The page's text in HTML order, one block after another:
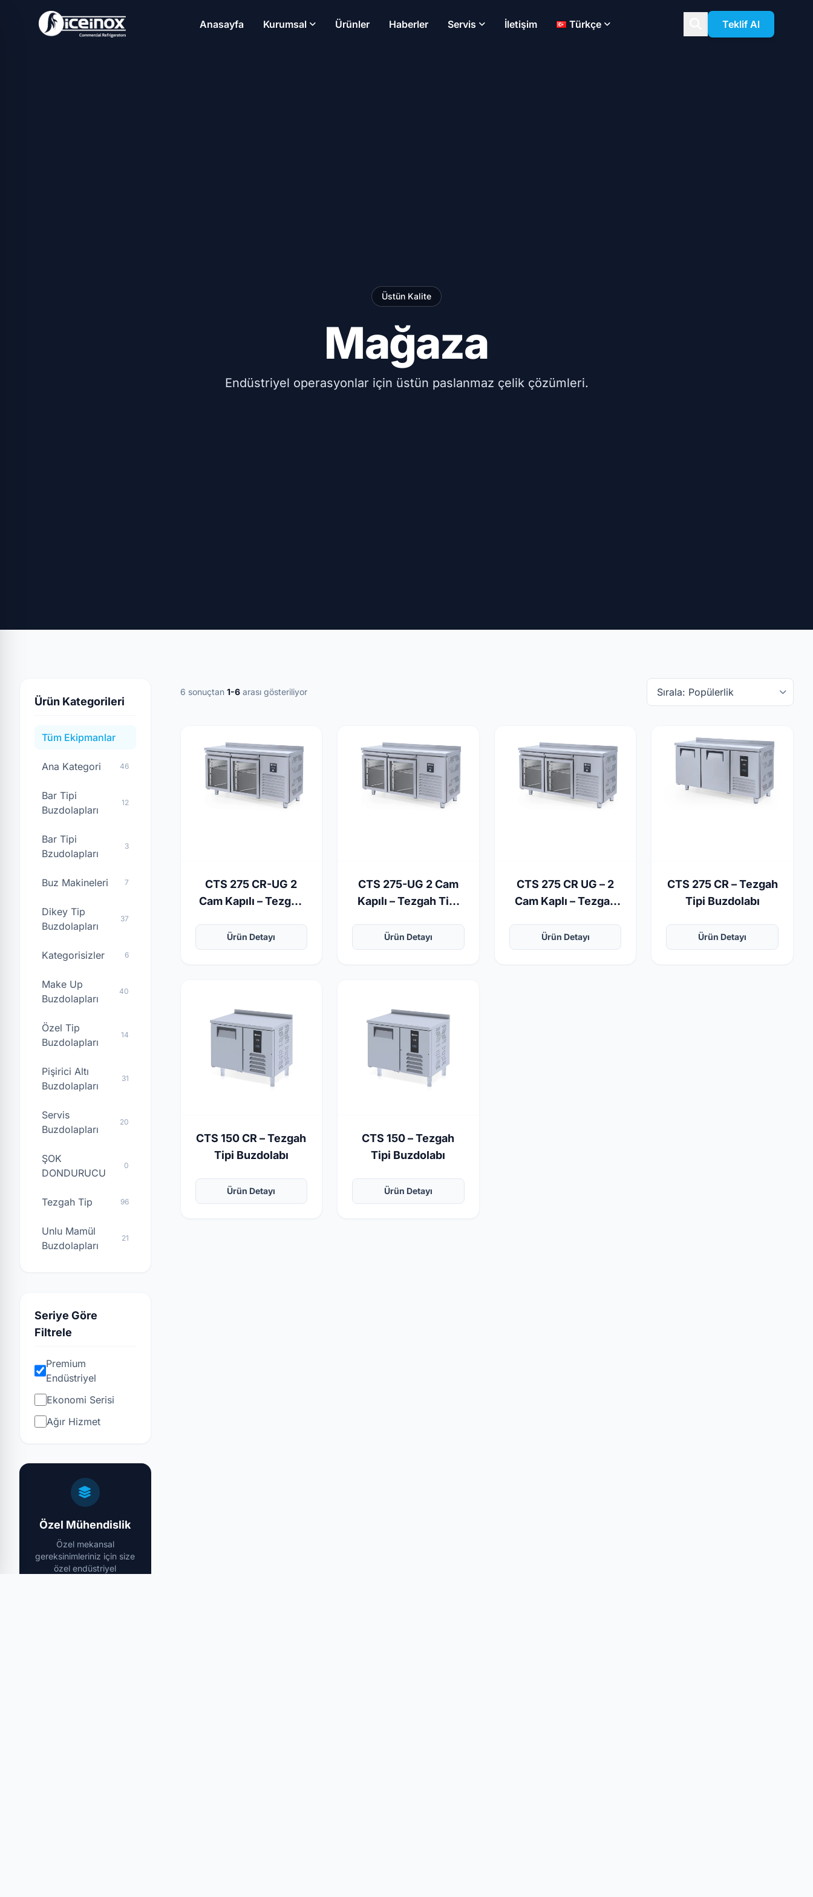
Anasayfa Kurumsal Ürünler Haberler Servis İletişim Türkçe Teklif Al
Üstün Kalite
Mağaza
Endüstriyel operasyonlar için üstün paslanmaz çelik çözümleri.
Ürün Kategorileri
Tüm Ekipmanlar
Ana Kategori 46
Bar Tipi
Buzdolapları
12
Bar Tipi
Bzudolapları
3
Buz Makineleri 7
Dikey Tip
Buzdolapları
37
Kategorisizler 6
Make Up
Buzdolapları
40
Özel Tip
Buzdolapları
14
Pişirici Altı
Buzdolapları
31
Servis
Buzdolapları
20
ŞOK
DONDURUCU
0
Tezgah Tip 96
Unlu Mamül
Buzdolapları
21
Seriye Göre
Filtrele
Premium
Endüstriyel
Ekonomi Serisi
Ağır Hizmet
Özel Mühendislik
Özel mekansal
gereksinimleriniz için size
özel endüstriyel
6 sonuçtan 1-6arası gösteriliyor
CTS 275 CR-UG 2
Cam Kapılı – Tezgah
Ürün Detayı
CTS 275-UG 2 Cam
Kapılı – Tezgah Tipi
Ürün Detayı
CTS 275 CR UG – 2
Cam Kaplı – Tezgah
Ürün Detayı
CTS 275 CR – Tezgah
Tipi Buzdolabı
Ürün Detayı
CTS 150 CR – Tezgah
Tipi Buzdolabı
Ürün Detayı
CTS 150 – Tezgah
Tipi Buzdolabı
Ürün Detayı